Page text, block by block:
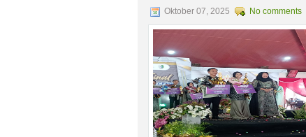
Oktober 07, 2025 No comments